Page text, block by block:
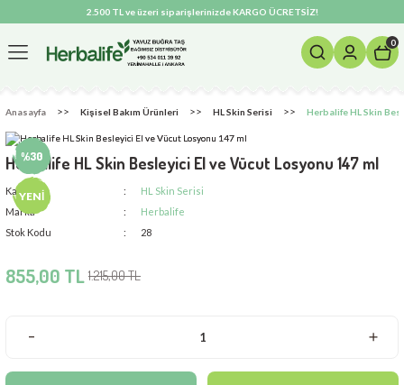
2.500 TL ve üzeri siparişlerinizde KARGO ÜCRETSİZ!
Geri Dön
0
Anasayfa Kişisel Bakım Ürünleri HL Skin Serisi Herbalife HL Skin
%30
YENİ
Herbalife HL Skin Besleyici El ve Vücut Losyonu 147 ml
Kategori
HL Skin Serisi
Marka
Herbalife
Stok Kodu
28
855,00 TL 1.215,00 TL